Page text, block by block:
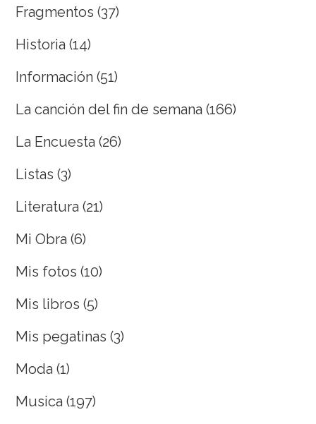
Fragmentos (37)
Historia (14)
Información (51)
La canción del fin de semana (166)
La Encuesta (26)
Listas (3)
Literatura (21)
Mi Obra (6)
Mis fotos (10)
Mis libros (5)
Mis pegatinas (3)
Moda (1)
Musica (197)